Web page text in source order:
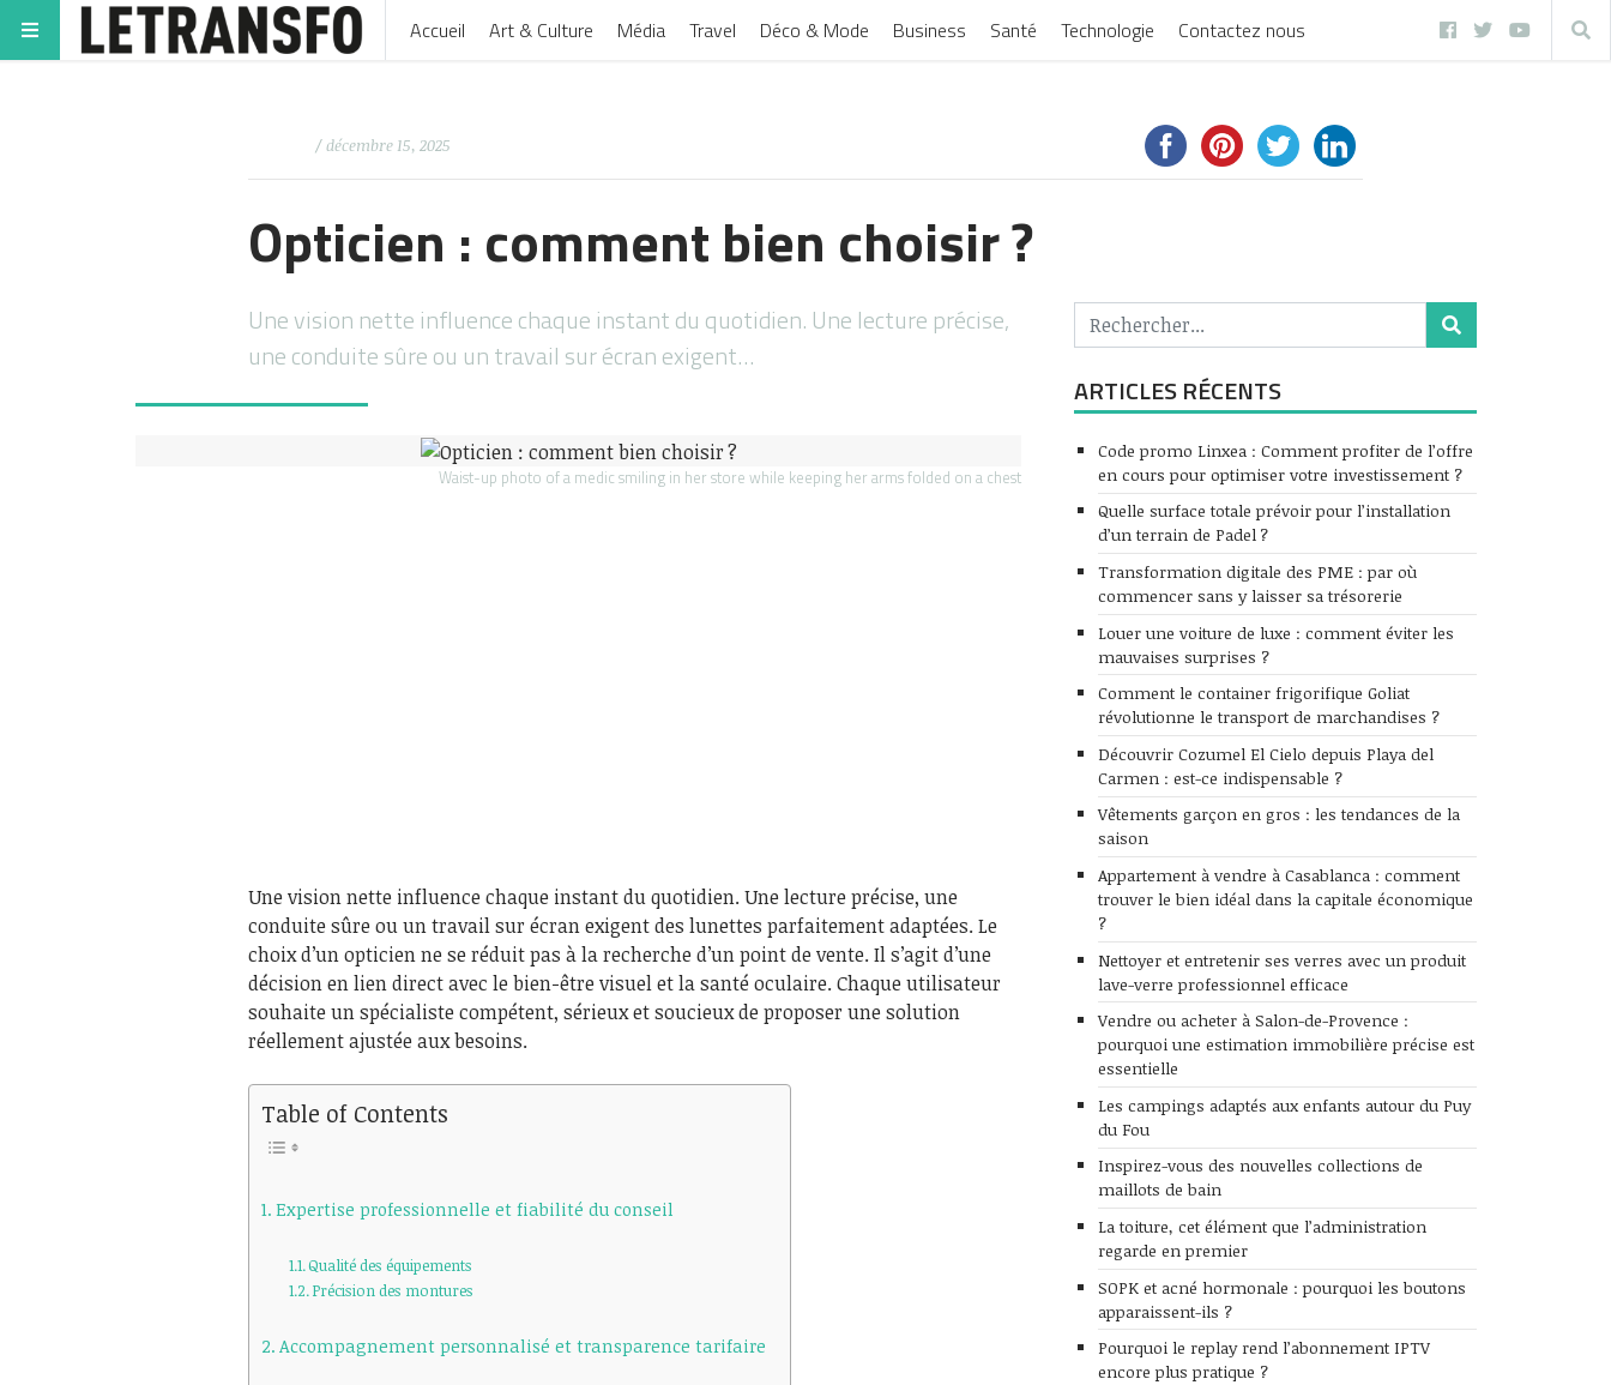
Accueil Art & Culture Média Travel Déco & Mode Business Santé Technologie Contactez nous
/ décembre 15, 2025
Opticien : comment bien choisir ?
Une vision nette influence chaque instant du quotidien. Une lecture précise,
une conduite sûre ou un travail sur écran exigent…
Waist-up photo of a medic smiling in her store while keeping her arms folded on a chest
Une vision nette influence chaque instant du quotidien. Une lecture précise, une
conduite sûre ou un travail sur écran exigent des lunettes parfaitement adaptées. Le
choix d’un opticien ne se réduit pas à la recherche d’un point de vente. Il s’agit d’une
décision en lien direct avec le bien-être visuel et la santé oculaire. Chaque utilisateur
souhaite un spécialiste compétent, sérieux et soucieux de proposer une solution
réellement ajustée aux besoins.
Table of Contents
Expertise professionnelle et fiabilité du conseil
Qualité des équipements
Précision des montures
Accompagnement personnalisé et transparence tarifaire
ARTICLES RÉCENTS
Code promo Linxea : Comment profiter de l’offre
en cours pour optimiser votre investissement ?
Quelle surface totale prévoir pour l’installation
d’un terrain de Padel ?
Transformation digitale des PME : par où
commencer sans y laisser sa trésorerie
Louer une voiture de luxe : comment éviter les
mauvaises surprises ?
Comment le container frigorifique Goliat
révolutionne le transport de marchandises ?
Découvrir Cozumel El Cielo depuis Playa del
Carmen : est-ce indispensable ?
Vêtements garçon en gros : les tendances de la
saison
Appartement à vendre à Casablanca : comment
trouver le bien idéal dans la capitale économique
?
Nettoyer et entretenir ses verres avec un produit
lave-verre professionnel efficace
Vendre ou acheter à Salon-de-Provence :
pourquoi une estimation immobilière précise est
essentielle
Les campings adaptés aux enfants autour du Puy
du Fou
Inspirez-vous des nouvelles collections de
maillots de bain
La toiture, cet élément que l’administration
regarde en premier
SOPK et acné hormonale : pourquoi les boutons
apparaissent-ils ?
Pourquoi le replay rend l’abonnement IPTV
encore plus pratique ?